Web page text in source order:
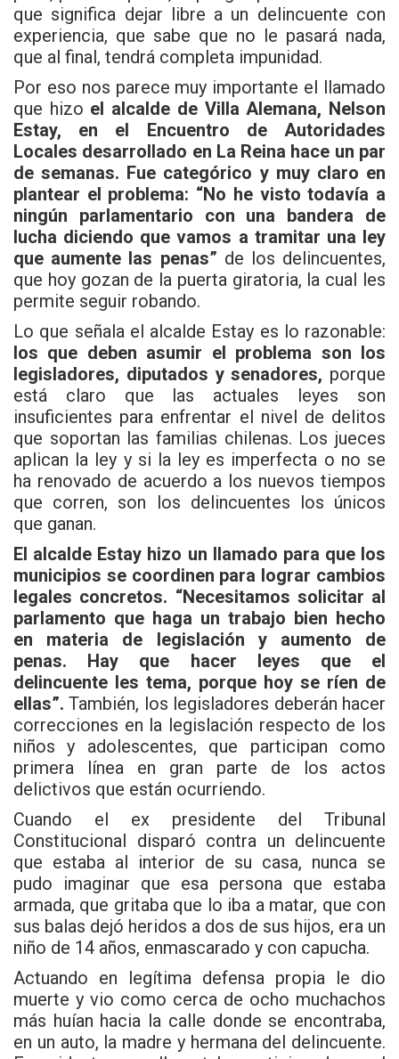
que significa dejar libre a un delincuente con
experiencia, que sabe que no le pasará nada,
que al final, tendrá completa impunidad.
Por eso nos parece muy importante el llamado
que hizo el alcalde de Villa Alemana, Nelson
Estay, en el Encuentro de Autoridades
Locales desarrollado en La Reina hace un par
de semanas. Fue categórico y muy claro en
plantear el problema: “No he visto todavía a
ningún parlamentario con una bandera de
lucha diciendo que vamos a tramitar una ley
que aumente las penas” de los delincuentes,
que hoy gozan de la puerta giratoria, la cual les
permite seguir robando.
Lo que señala el alcalde Estay es lo razonable:
los que deben asumir el problema son los
legisladores, diputados y senadores, porque
está claro que las actuales leyes son
insuficientes para enfrentar el nivel de delitos
que soportan las familias chilenas. Los jueces
aplican la ley y si la ley es imperfecta o no se
ha renovado de acuerdo a los nuevos tiempos
que corren, son los delincuentes los únicos
que ganan.
El alcalde Estay hizo un llamado para que los
municipios se coordinen para lograr cambios
legales concretos. “Necesitamos solicitar al
parlamento que haga un trabajo bien hecho
en materia de legislación y aumento de
penas. Hay que hacer leyes que el
delincuente les tema, porque hoy se ríen de
ellas”. También, los legisladores deberán hacer
correcciones en la legislación respecto de los
niños y adolescentes, que participan como
primera línea en gran parte de los actos
delictivos que están ocurriendo.
Cuando el ex presidente del Tribunal
Constitucional disparó contra un delincuente
que estaba al interior de su casa, nunca se
pudo imaginar que esa persona que estaba
armada, que gritaba que lo iba a matar, que con
sus balas dejó heridos a dos de sus hijos, era un
niño de 14 años, enmascarado y con capucha.
Actuando en legítima defensa propia le dio
muerte y vio como cerca de ocho muchachos
más huían hacia la calle donde se encontraba,
en un auto, la madre y hermana del delincuente.